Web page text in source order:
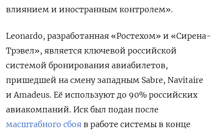
влиянием и иностранным контролем».
Leonardo, разработанная «Ростехом» и «Сирена-
Трэвел», является ключевой российской
системой бронирования авиабилетов,
пришедшей на смену западным Sabre, Navitaire
и Amadeus. Её используют до 90% российских
авиакомпаний. Иск был подан после
масштабного сбоя в работе системы в конце